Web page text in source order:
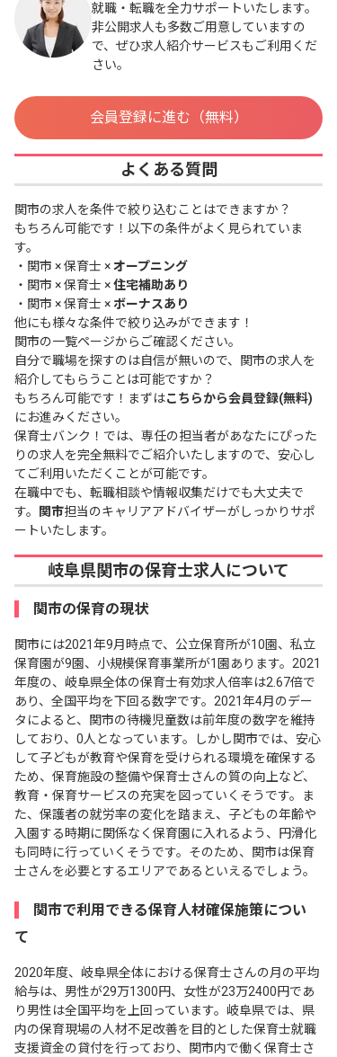
就職・転職を全力サポートいたします。
非公開求人も多数ご用意していますの
で、ぜひ求人紹介サービスもご利用くだ
さい。
会員登録に進む（無料）
よくある質問
関市の求人を条件で絞り込むことはできますか？
もちろん可能です！以下の条件がよく見られていま
す。
・ 関市 × 保育士 ×オープニング
・ 関市 × 保育士 ×住宅補助あり
・ 関市 × 保育士 ×ボーナスあり
他にも様々な条件で絞り込みができます！
関市の一覧ページからご確認ください。
自分で職場を探すのは自信が無いので、関市の求人を
紹介してもらうことは可能ですか？
もちろん可能です！まずはこちらから会員登録(無料)
にお進みください。
保育士バンク！では、専任の担当者があなたにぴった
りの求人を完全無料でご紹介いたしますので、安心し
てご利用いただくことが可能です。
在職中でも、転職相談や情報収集だけでも大丈夫で
す。
関市担当のキャリアアドバイザーがしっかりサポ
ートいたします。
岐阜県関市の保育士求人について
関市の保育の現状
関市には2021年9月時点で、公立保育所が10園、私立
保育園が9園、小規模保育事業所が1園あります。2021
年度の、岐阜県全体の保育士有効求人倍率は2.67倍で
あり、全国平均を下回る数字です。2021年4月のデー
タによると、関市の待機児童数は前年度の数字を維持
しており、0人となっています。しかし関市では、安心
して子どもが教育や保育を受けられる環境を確保する
ため、保育施設の整備や保育士さんの質の向上など、
教育・保育サービスの充実を図っていくそうです。ま
た、保護者の就労率の変化を踏まえ、子どもの年齢や
入園する時期に関係なく保育園に入れるよう、円滑化
も同時に行っていくそうです。そのため、関市は保育
士さんを必要とするエリアであるといえるでしょう。
関市で利用できる保育人材確保施策につい
て
2020年度、岐阜県全体における保育士さんの月の平均
給与は、男性が29万1300円、女性が23万2400円であ
り男性は全国平均を上回っています。岐阜県では、県
内の保育現場の人材不足改善を目的とした保育士就職
支援資金の貸付を行っており、関市内で働く保育士さ